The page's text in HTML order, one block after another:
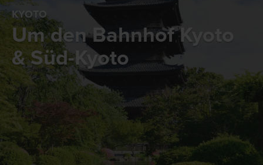
KYOTO
Um den Bahnhof Kyoto
& Süd-Kyoto